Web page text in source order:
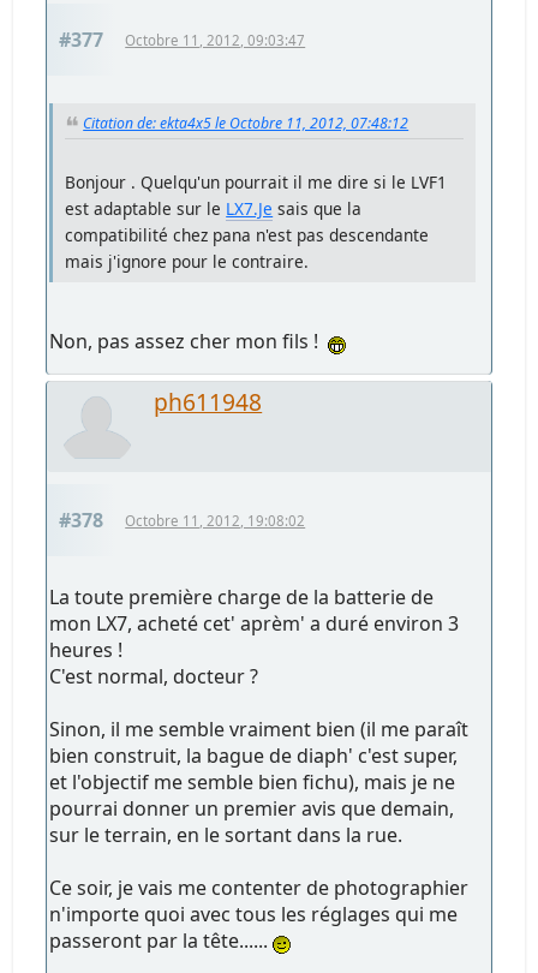
#377 Octobre 11, 2012, 09:03:47
Citation de: ekta4x5 le Octobre 11, 2012, 07:48:12
Bonjour . Quelqu'un pourrait il me dire si le LVF1
est adaptable sur le LX7.Je sais que la
compatibilité chez pana n'est pas descendante
mais j'ignore pour le contraire.
Non, pas assez cher mon fils !
ph611948
#378 Octobre 11, 2012, 19:08:02
La toute première charge de la batterie de
mon LX7, acheté cet' aprèm' a duré environ 3
heures !
C'est normal, docteur ?
Sinon, il me semble vraiment bien (il me paraît
bien construit, la bague de diaph' c'est super,
et l'objectif me semble bien fichu), mais je ne
pourrai donner un premier avis que demain,
sur le terrain, en le sortant dans la rue.
Ce soir, je vais me contenter de photographier
n'importe quoi avec tous les réglages qui me
passeront par la tête......